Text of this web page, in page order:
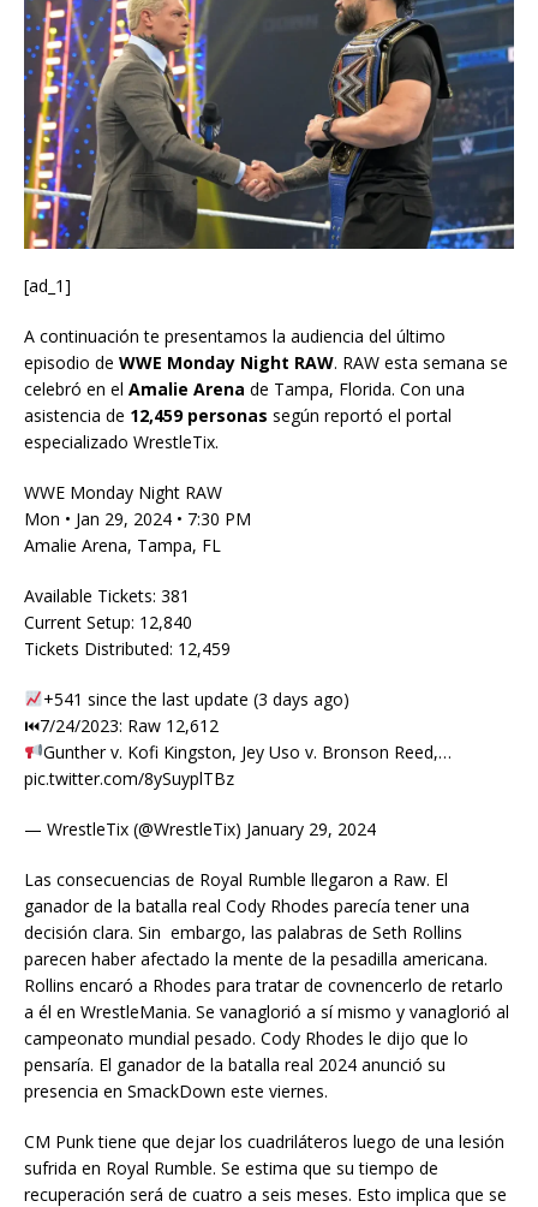
[ad_1]
A continuación te presentamos la audiencia del último
episodio de WWE Monday Night RAW. RAW esta semana se
celebró en el Amalie Arena de Tampa, Florida. Con una
asistencia de 12,459 personas según reportó el portal
especializado WrestleTix.
WWE Monday Night RAW
Mon • Jan 29, 2024 • 7:30 PM
Amalie Arena, Tampa, FL
Available Tickets: 381
Current Setup: 12,840
Tickets Distributed: 12,459
+541 since the last update (3 days ago)
⏮7/24/2023: Raw 12,612
Gunther v. Kofi Kingston, Jey Uso v. Bronson Reed,…
pic.twitter.com/8ySuyplTBz
— WrestleTix (@WrestleTix) January 29, 2024
Las consecuencias de Royal Rumble llegaron a Raw. El
ganador de la batalla real Cody Rhodes parecía tener una
decisión clara. Sin embargo, las palabras de Seth Rollins
parecen haber afectado la mente de la pesadilla americana.
Rollins encaró a Rhodes para tratar de covnencerlo de retarlo
a él en WrestleMania. Se vanaglorió a sí mismo y vanaglorió al
campeonato mundial pesado. Cody Rhodes le dijo que lo
pensaría. El ganador de la batalla real 2024 anunció su
presencia en SmackDown este viernes.
CM Punk tiene que dejar los cuadriláteros luego de una lesión
sufrida en Royal Rumble. Se estima que su tiempo de
recuperación será de cuatro a seis meses. Esto implica que se